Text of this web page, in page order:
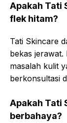
Apakah Tati
flek hitam?
Tati Skincare
bekas
masalah kulit
berkonsultasi
Apakah Tati
berbahaya?